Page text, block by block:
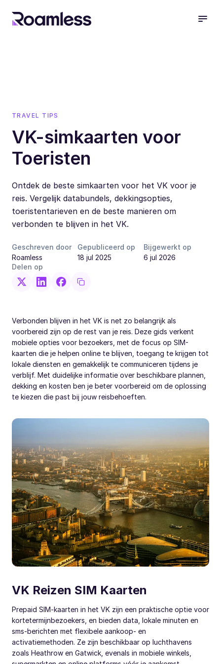
TRAVEL TIPS
VK-simkaarten voor
Toeristen
Ontdek de beste simkaarten voor het VK voor je
reis. Vergelijk databundels, dekkingsopties,
toeristentarieven en de beste manieren om
verbonden te blijven in het VK.
Geschreven door
Roamless
Gepubliceerd op
18 jul 2025
Bijgewerkt op
6 jul 2026
Delen op
Verbonden blijven in het VK is net zo belangrijk als
voorbereid zijn op de rest van je reis. Deze gids verkent
mobiele opties voor bezoekers, met de focus op SIM-
kaarten die je helpen online te blijven, toegang te krijgen tot
lokale diensten en gemakkelijk te communiceren tijdens je
verblijf. Met duidelijke informatie over beschikbare plannen,
dekking en kosten ben je beter voorbereid om de oplossing
te kiezen die past bij jouw reisbehoeften.
VK Reizen SIM Kaarten
Prepaid SIM-kaarten in het VK zijn een praktische optie voor
kortetermijnbezoekers, en bieden data, lokale minuten en
sms-berichten met flexibele aankoop- en
activatiemethoden. Ze zijn beschikbaar op luchthavens
zoals Heathrow en Gatwick, evenals in mobiele winkels,